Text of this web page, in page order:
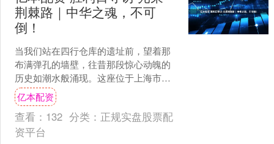
荆棘路｜中华之魂，不可
倒！
当我们站在四行仓库的遗址前，望着那
布满弹孔的墙壁，往昔那段惊心动魄的
历史如潮水般涌现。这座位于上海市静
安区光复路21号的建筑，在1937年的淞
沪会战中，见证了一....
亿本配资
查看： 132 分类： 正规实盘股票配
资平台